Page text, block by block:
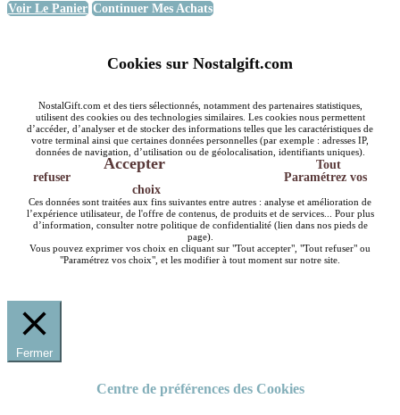
Voir Le Panier Continuer Mes Achats
Cookies sur Nostalgift.com
NostalGift.com et des tiers sélectionnés, notamment des partenaires statistiques,
utilisent des cookies ou des technologies similaires. Les cookies nous permettent
d’accéder, d’analyser et de stocker des informations telles que les caractéristiques de
votre terminal ainsi que certaines données personnelles (par exemple : adresses IP,
données de navigation, d’utilisation ou de géolocalisation, identifiants uniques).
Accepter
Tout
refuser
Paramétrez vos
choix
Ces données sont traitées aux fins suivantes entre autres : analyse et amélioration de
l’expérience utilisateur, de l'offre de contenus, de produits et de services... Pour plus
d’information, consulter notre politique de confidentialité (lien dans nos pieds de
page).
Vous pouvez exprimer vos choix en cliquant sur "Tout accepter", "Tout refuser" ou
"Paramétrez vos choix", et les modifier à tout moment sur notre site.
Fermer
Centre de préférences des Cookies